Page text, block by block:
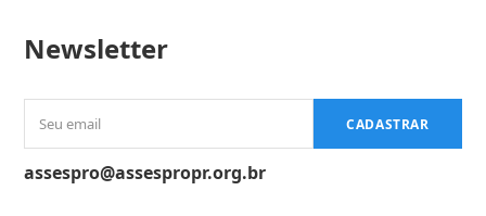
Newsletter
email
CADASTRAR
assespro@assespropr.org.br